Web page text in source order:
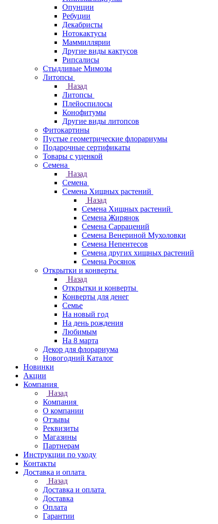
Опунции
Ребуции
Декабристы
Нотокактусы
Маммиллярии
Другие виды кактусов
Рипсалисы
Стыдливые Мимозы
Литопсы
Назад
Литопсы
Плейоспилосы
Конофитумы
Другие виды литопсов
Фитокартины
Пустые геометрические флорариумы
Подарочные сертификаты
Товары с уценкой
Семена
Назад
Семена
Семена Хищных растений
Назад
Семена Хищных растений
Семена Жирянок
Семена Саррацений
Семена Венериной Мухоловки
Семена Непентесов
Семена других хищных растений
Семена Росянок
Открытки и конверты
Назад
Открытки и конверты
Конверты для денег
Семье
На новый год
На день рождения
Любимым
На 8 марта
Декор для флорариума
Новогодний Каталог
Новинки
Акции
Компания
Назад
Компания
О компании
Отзывы
Реквизиты
Магазины
Партнерам
Инструкции по уходу
Контакты
Доставка и оплата
Назад
Доставка и оплата
Доставка
Оплата
Гарантии